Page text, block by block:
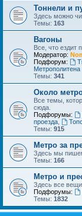
Тоннели и
Здесь можно
Темы: 163
Вагоны
Все, что ездит
Модератор:
Подфорум:
Метрополитена
Темы: 341
Около
Все темы,
сюда.
Подфорумы:
проезда
Темы: 915
Метро за
Здесь мы
Темы: 166
Метро и
Здесь все
Подфорумы:
Темы: 1832